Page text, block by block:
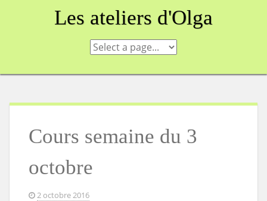
Les ateliers d'Olga
Cours semaine du 3
octobre
2 octobre 2016